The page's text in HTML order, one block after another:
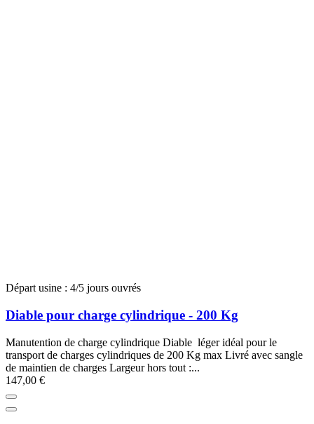
Départ usine : 4/5 jours ouvrés
Diable pour charge cylindrique - 200 Kg
Manutention de charge cylindrique Diable léger idéal pour le
transport de charges cylindriques de 200 Kg max Livré avec sangle
de maintien de charges Largeur hors tout :...
147,00 €